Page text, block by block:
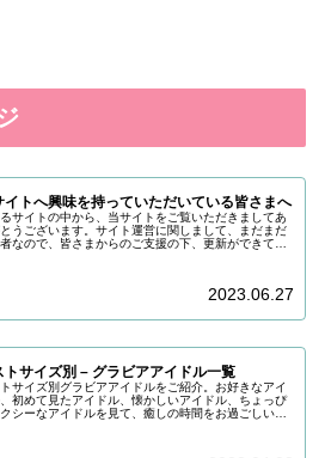
イトへ興味を持っていただいている皆さまへ
サイトの中から、当サイトをご覧いただきましてあ
とうございます。サイト運営に関しまして、まだまだ
なので、皆さまからのご支援の下、更新ができてい
2023.06.27
トサイズ別 – グラビアアイドル一覧
サイズ別グラビアアイドルをご紹介。お好きなアイ
、初めて見たアイドル、懐かしいアイドル、ちょっぴ
シーなアイドルを見て、癒しの時間をお過ごしいた